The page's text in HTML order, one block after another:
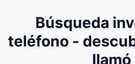
Búsqueda
teléfono -
llamó